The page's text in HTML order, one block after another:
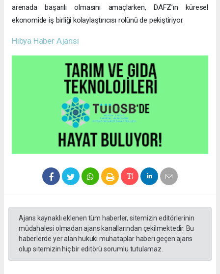
arenada başarılı olmasını amaçlarken, DAFZ’ın küresel
ekonomide iş birliği kolaylaştırıcısı rolünü de pekiştiriyor.
Hibya Haber Ajansı
Ajans kaynaklı eklenen tüm haberler, sitemizin editörlerinin
müdahalesi olmadan ajans kanallarından çekilmektedir. Bu
haberlerde yer alan hukuki muhataplar haberi geçen ajans
olup sitemizin hiç bir editörü sorumlu tutulamaz.